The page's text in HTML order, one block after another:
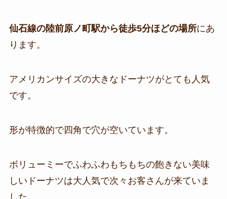
仙石線の陸前原ノ町駅から徒歩5分ほどの場所にあ
ります。
アメリカンサイズの大きなドーナツがとても人気
です。
形が特徴的で四角で穴が空いています。
ボリューミーでふわふわもちもちの飽きない美味
しいドーナツは大人気で次々お客さんが来ていま
した。